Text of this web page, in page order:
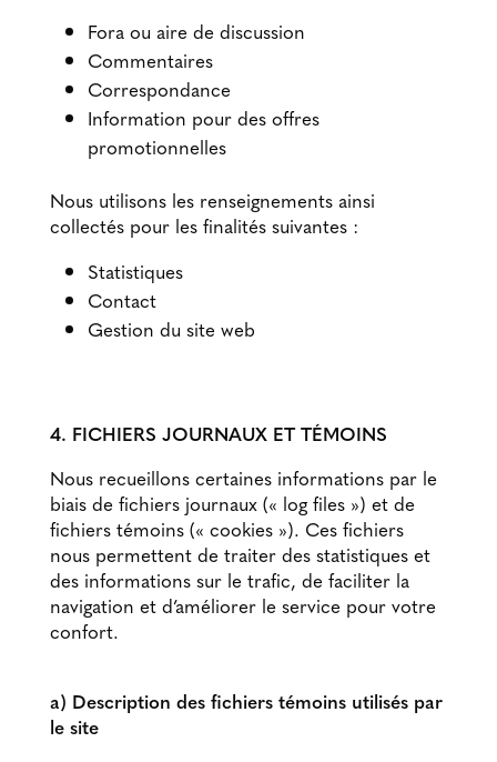
Fora ou aire de discussion
Commentaires
Correspondance
Information pour des offres
promotionnelles
Nous utilisons les renseignements ainsi
collectés pour les finalités suivantes :
Statistiques
Contact
Gestion du site web
4. FICHIERS JOURNAUX ET TÉMOINS
Nous recueillons certaines informations par le
biais de fichiers journaux (« log files ») et de
fichiers témoins (« cookies »). Ces fichiers
nous permettent de traiter des statistiques et
des informations sur le trafic, de faciliter la
navigation et d’améliorer le service pour votre
confort.
a) Description des fichiers témoins utilisés par
le site